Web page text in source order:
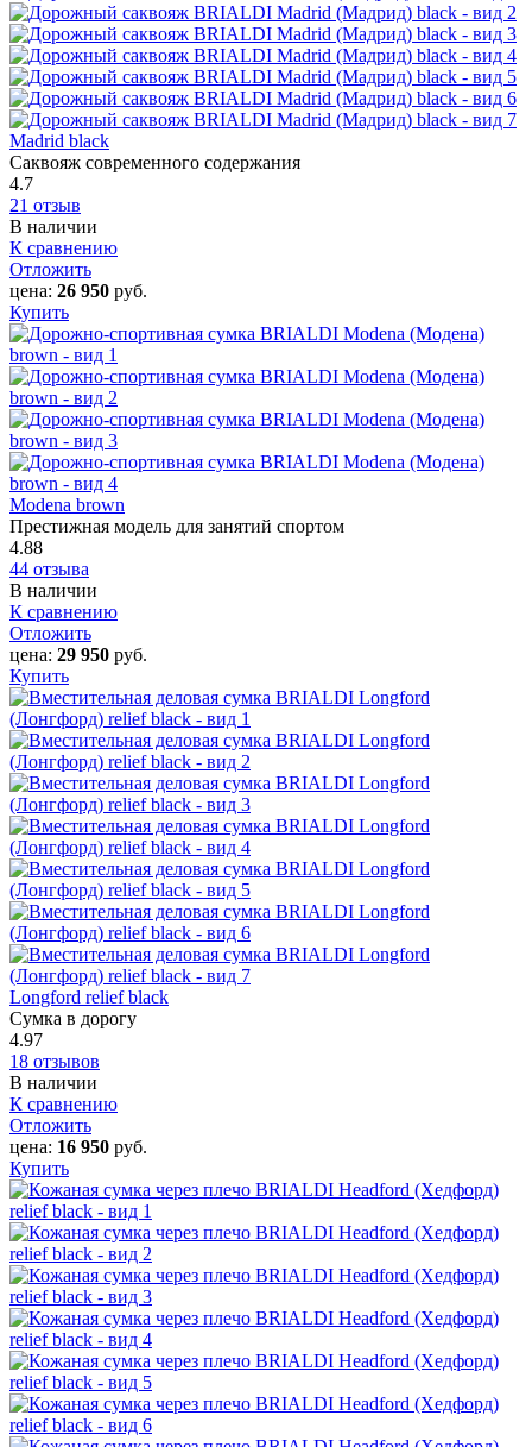
Madrid black
Саквояж современного содержания
4.7
21 отзыв
В наличии
К сравнению
Отложить
цена: 26 950 руб.
Купить
Modena brown
Престижная модель для занятий спортом
4.88
44 отзыва
В наличии
К сравнению
Отложить
цена: 29 950 руб.
Купить
Longford relief black
Сумка в дорогу
4.97
18 отзывов
В наличии
К сравнению
Отложить
цена: 16 950 руб.
Купить